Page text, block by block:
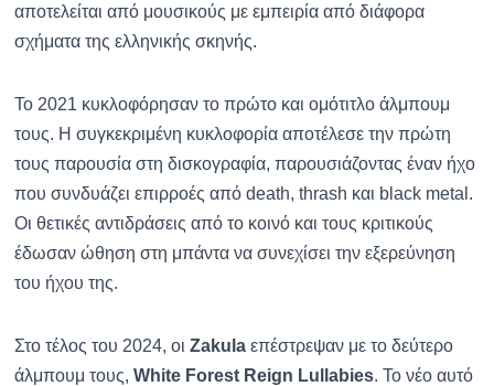
αποτελείται από μουσικούς με εμπειρία από διάφορα
σχήματα της ελληνικής σκηνής.
Το 2021 κυκλοφόρησαν το πρώτο και ομότιτλο άλμπουμ
τους. Η συγκεκριμένη κυκλοφορία αποτέλεσε την πρώτη
τους παρουσία στη δισκογραφία, παρουσιάζοντας έναν ήχο
που συνδυάζει επιρροές από death, thrash και black metal.
Οι θετικές αντιδράσεις από το κοινό και τους κριτικούς
έδωσαν ώθηση στη μπάντα να συνεχίσει την εξερεύνηση
του ήχου της.
Στο τέλος του 2024, οι Zakulaεπέστρεψαν με το δεύτερο
άλμπουμ τους, White Forest Reign Lullabies. Το νέο αυτό